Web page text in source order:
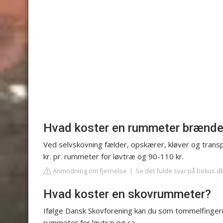
Hvad koster en rummeter
Ved selvskovning fælder, opskærer, kløver og
kr. pr. rummeter for løvtræ og 90-110 kr.
Anmodning om fjernelse Se det fulde svar på
Hvad koster en skovrummeter?
Ifølge Dansk Skovforening kan du som